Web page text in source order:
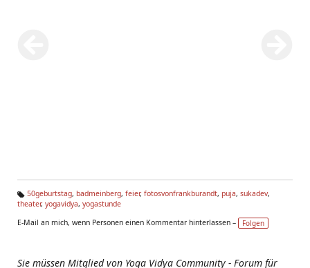
Ta
s:
50geburtstag, badmeinberg, feier, fotosvonfrankburandt, puja, sukadev,
theater, yogavidya, yogastunde
E-Mail an mich, wenn Personen einen Kommentar hinterlassen –
Folgen
Sie müssen Mitglied von Yoga Vidya Community - Forum für